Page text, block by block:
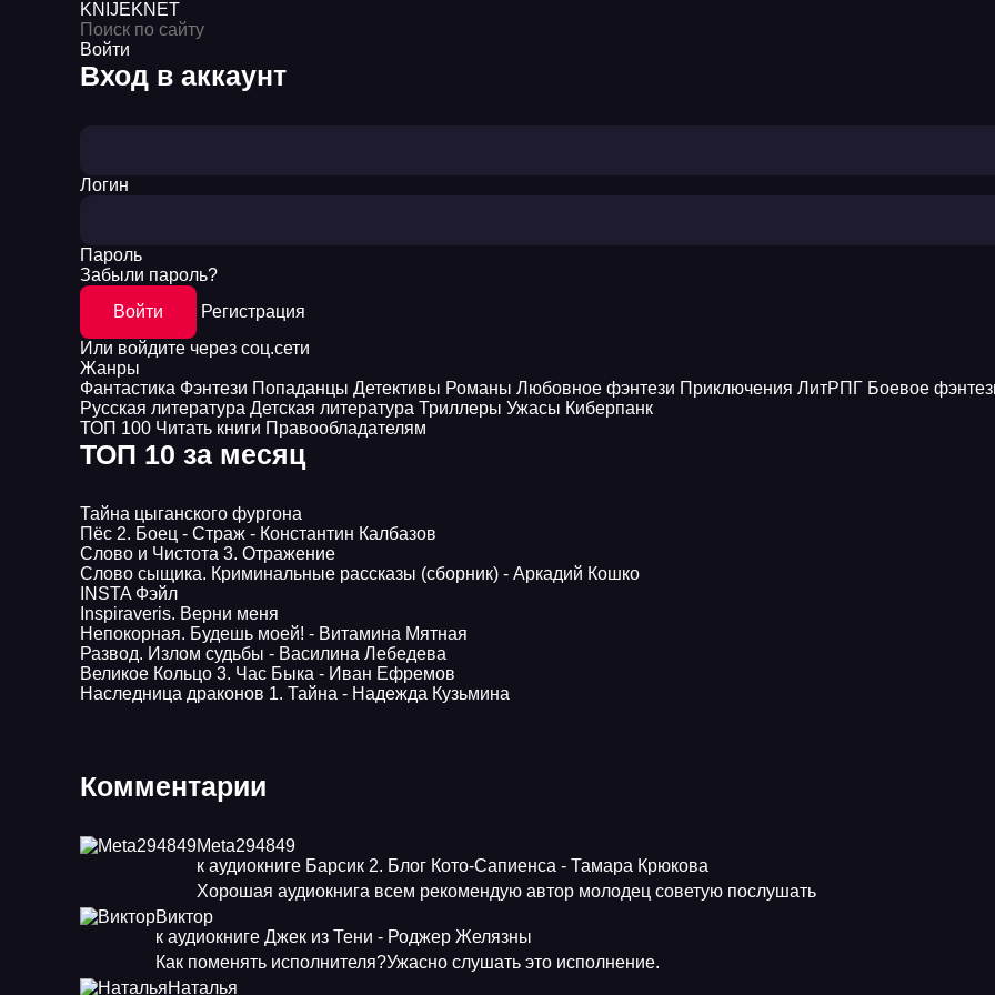
KNIJEKNET
Войти
Вход в аккаунт
Логин
Пароль
Забыли пароль?
Войти
Регистрация
Или войдите через соц.сети
Жанры
Фантастика Фэнтези Попаданцы Детективы Романы Любовное фэнтези Приключения ЛитРПГ Боевое
Русская литература Детская литература Триллеры Ужасы Киберпанк
ТОП 100 Читать книги Правообладателям
ТОП 10 за месяц
Тайна цыганского фургона
Пёс 2. Боец - Страж - Константин Калбазов
Слово и Чистота 3. Отражение
Слово сыщика. Криминальные рассказы (сборник) - Аркадий Кошко
INSTA Фэйл
Inspiraveris. Верни меня
Непокорная. Будешь моей! - Витамина Мятная
Развод. Излом судьбы - Василина Лебедева
Великое Кольцо 3. Час Быка - Иван Ефремов
Наследница драконов 1. Тайна - Надежда Кузьмина
Комментарии
Meta294849
к аудиокниге Барсик 2. Блог Кото-Сапиенса - Тамара Крюкова
Хорошая аудиокнига всем рекомендую автор молодец советую послушать
Виктор
к аудиокниге Джек из Тени - Роджер Желязны
Как поменять исполнителя?Ужасно слушать это исполнение.
Наталья